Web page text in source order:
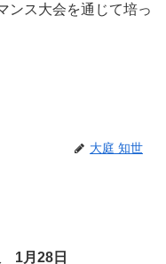
ンス大会を通じて培っ
大庭 知世
1月28日